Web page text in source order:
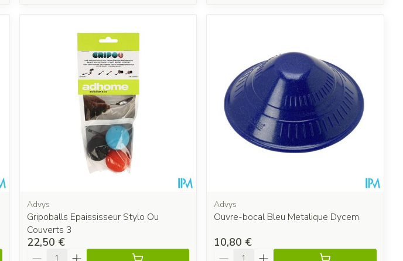
Advys
Gripoballs Epaississeur Stylo Ou
Couverts 3
22,50 €
Quantité
Advys
Ouvre-bocal Bleu Metalique Dycem
10,80 €
Quantité